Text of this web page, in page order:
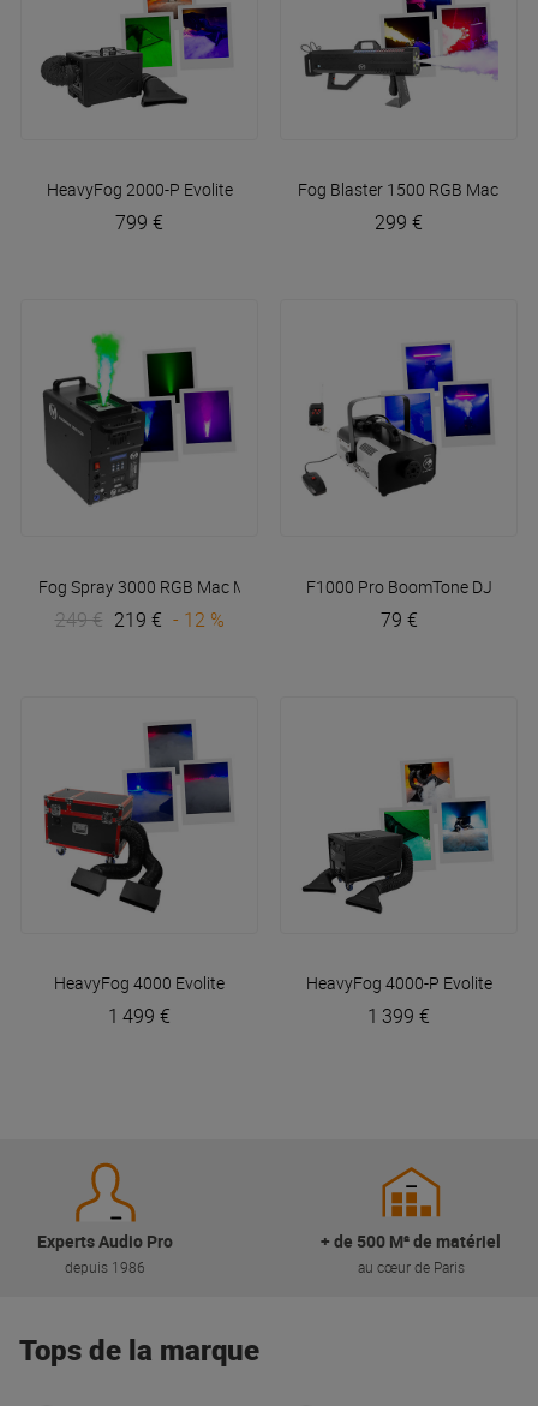
HeavyFog 2000-P Evolite
799 €
Fog Blaster 1500 RGB Mac Mah
299 €
Fog Spray 3000 RGB Mac Mah
249 € 219 € - 12 %
F1000 Pro BoomTone DJ
79 €
HeavyFog 4000 Evolite
1 499 €
HeavyFog 4000-P Evolite
1 399 €
Experts Audio Pro
depuis 1986
+ de 500 M² de matériel
au cœur de Paris
Tops de la marque